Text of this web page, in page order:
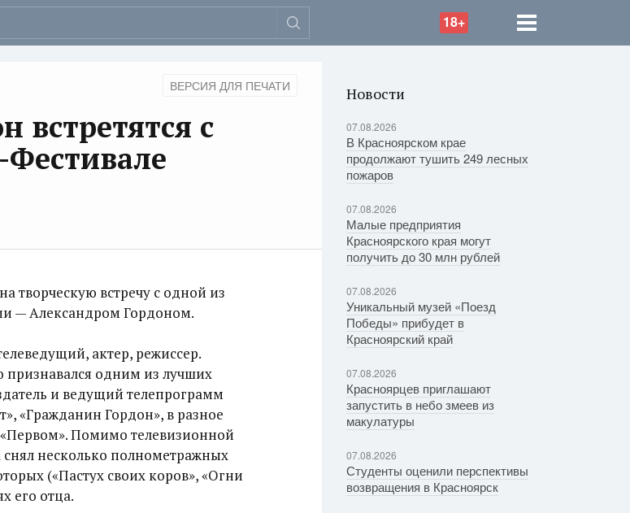
18+
ВЕРСИЯ ДЛЯ ПЕЧАТИ
встретятся с
творческую встречу с одной из
— Александром Гордоном.
актер, режиссер.
одним из лучших
и ведущий телепрограмм
«Гражданин Гордон», в разное
Помимо телевизионной
снял несколько полнометражных
(«Пастух своих коров», «Огни
его отца.
Новости
07.08.2026
В Красноярском крае
продолжают тушить 249 лесных
пожаров
07.08.2026
Малые предприятия
Красноярского края могут
получить до 30 млн рублей
07.08.2026
Уникальный музей «Поезд
Победы» прибудет в
Красноярский край
07.08.2026
Красноярцев приглашают
запустить в небо змеев из
макулатуры
07.08.2026
Студенты оценили перспективы
возвращения в Красноярск